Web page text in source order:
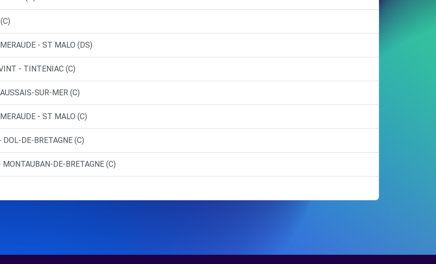
- ST MALO (DS)
- TINTENIAC (C)
SUR-MER (C)
- ST MALO (C)
DE-BRETAGNE (C)
DE-BRETAGNE (C)